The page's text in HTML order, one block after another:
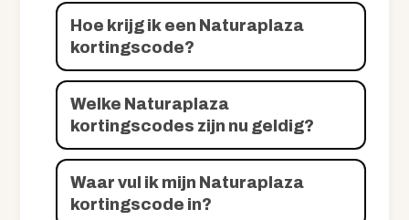
Hoe krijg ik een Naturaplaza
kortingscode?
Welke Naturaplaza
kortingscodes zijn nu geldig?
Waar vul ik mijn Naturaplaza
kortingscode in?